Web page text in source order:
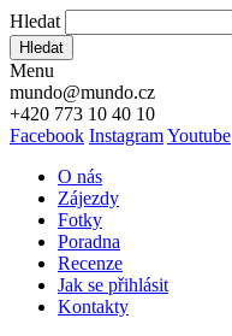
Hledat
Hledat
Menu
mundo@mundo.cz
+420 773 10 40 10
Facebook InstagramYoutube
O nás
Zájezdy
Fotky
Poradna
Recenze
Jak se přihlásit
Kontakty